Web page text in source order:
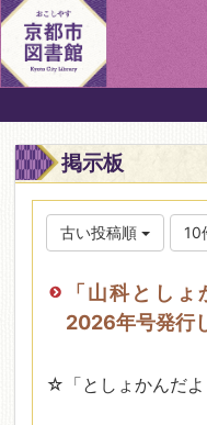
掲示板
古い投稿順 10
「山科とし
2026年号発行
☆「としょかんだ